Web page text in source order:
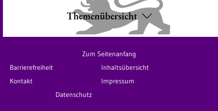
Themenübersicht
Zum Seitenanfang
Barrierefreiheit
Inhaltsübersicht
Kontakt
Impressum
Datenschutz